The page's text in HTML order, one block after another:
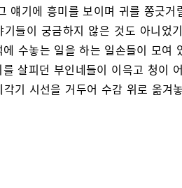
얘기에 흥미를 보이며 귀를 쫑긋거
들이 궁금하지 않은 것도 아니었
수놓는 일을 하는 일손들이 모여
살피던 부인네들이 이윽고 청이
기 시선을 거두어 수감 위로 옮겨